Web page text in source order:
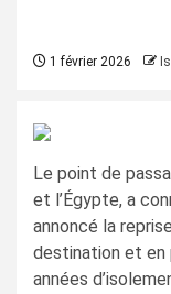
1 février 2026
Le point de
et l’Égypte, a
annoncé la
destination et en
années